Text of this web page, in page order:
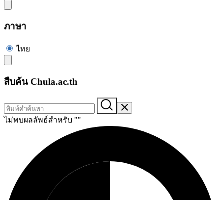
ภาษา
ไทย
สืบค้น Chula.ac.th
ไม่พบผลลัพธ์สำหรับ ""